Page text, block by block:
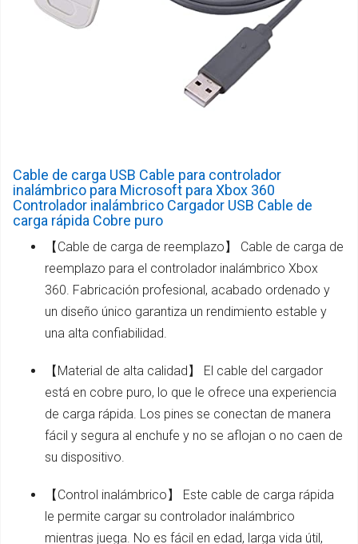
Cable de carga USB Cable para controlador
inalámbrico para Microsoft para Xbox 360
Controlador inalámbrico Cargador USB Cable de
carga rápida Cobre puro
【Cable de carga de reemplazo】 Cable de carga de
reemplazo para el controlador inalámbrico Xbox
360. Fabricación profesional, acabado ordenado y
un diseño único garantiza un rendimiento estable y
una alta confiabilidad.
【Material de alta calidad】 El cable del cargador
está en cobre puro, lo que le ofrece una experiencia
de carga rápida. Los pines se conectan de manera
fácil y segura al enchufe y no se aflojan o no caen de
su dispositivo.
【Control inalámbrico】 Este cable de carga rápida
le permite cargar su controlador inalámbrico
mientras juega. No es fácil en edad, larga vida útil,